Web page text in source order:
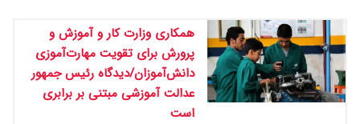
همکاری وزارت کار و آموزش و
پرورش برای تقویت مهارت‌آموزی
دانش‌آموزان/دیدگاه رئیس جمهور
عدالت آموزشی مبتنی بر برابری
است